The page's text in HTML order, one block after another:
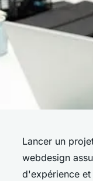
Lancer un
webdesign
d'expérience